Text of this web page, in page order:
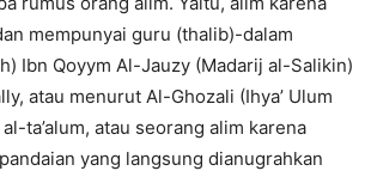
mempunyai guru (thalib)-dalam
Ibn Qoyym Al-Jauzy (Madarij al-Salikin)
atau menurut Al-Ghozali (Ihya’ Ulum
ta’alum, atau seorang alim karena
yang langsung dianugrahkan